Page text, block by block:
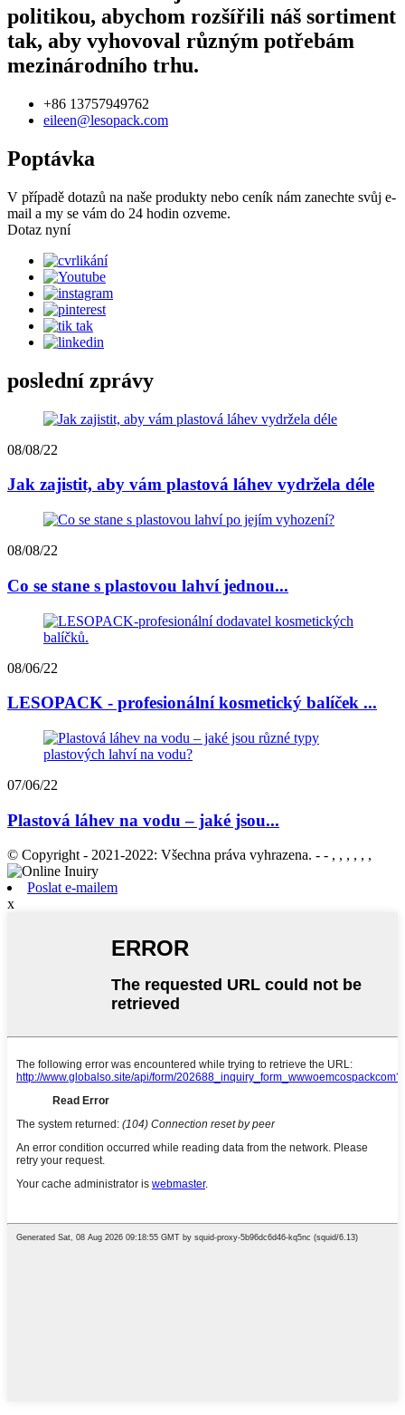
politikou, abychom rozšířili náš sortiment
tak, aby vyhovoval různým potřebám
mezinárodního trhu.
+86 13757949762
eileen@lesopack.com
Poptávka
V případě dotazů na naše produkty nebo ceník nám zanechte svůj e-
mail a my se vám do 24 hodin ozveme.
Dotaz nyní
poslední zprávy
08/08/22
Jak zajistit, aby vám plastová láhev vydržela déle
08/08/22
Co se stane s plastovou lahví jednou...
08/06/22
LESOPACK - profesionální kosmetický balíček ...
07/06/22
Plastová láhev na vodu – jaké jsou...
© Copyright - 2021-2022: Všechna práva vyhrazena. - - , , , , , ,
Poslat e-mailem
x